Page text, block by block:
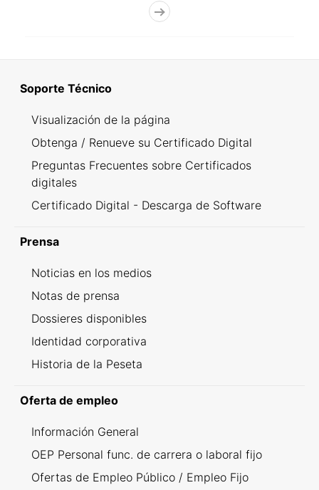
Soporte Técnico
Visualización de la página
Obtenga / Renueve su Certificado Digital
Preguntas Frecuentes sobre Certificados
digitales
Certificado Digital - Descarga de Software
Prensa
Noticias en los medios
Notas de prensa
Dossieres disponibles
Identidad corporativa
Historia de la Peseta
Oferta de empleo
Información General
OEP Personal func. de carrera o laboral fijo
Ofertas de Empleo Público / Empleo Fijo